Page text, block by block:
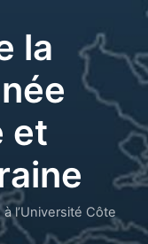
la
et
l’Université Côte